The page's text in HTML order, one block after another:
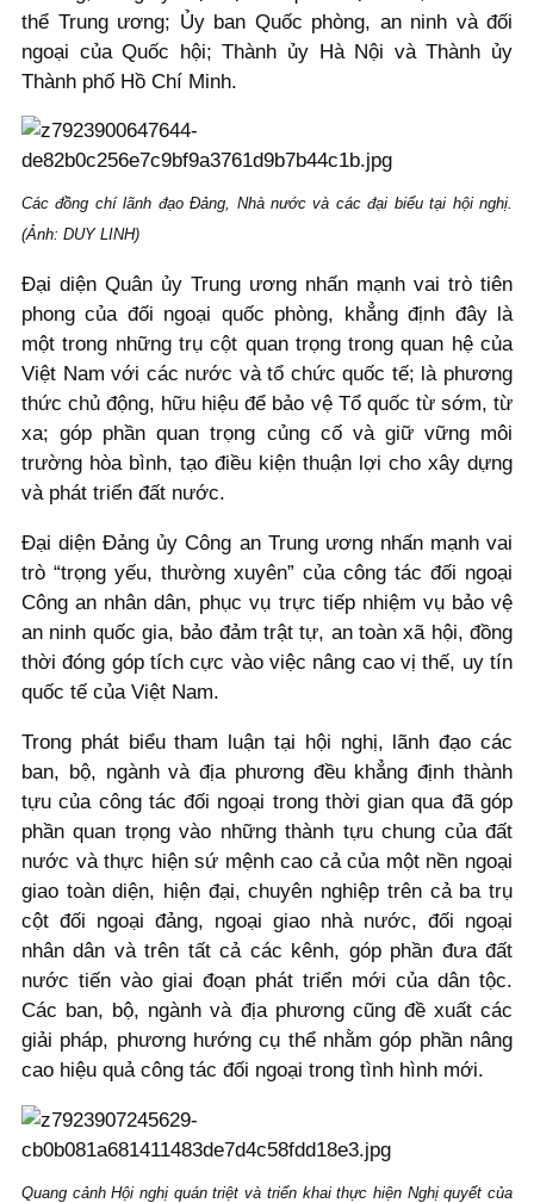
thể Trung ương; Ủy ban Quốc phòng, an ninh và đối
ngoại của Quốc hội; Thành ủy Hà Nội và Thành ủy
Thành phố Hồ Chí Minh.
Các đồng chí lãnh đạo Đảng, Nhà nước và các đại biểu tại hội nghị.
(Ảnh: DUY LINH)
Đại diện Quân ủy Trung ương nhấn mạnh vai trò tiên
phong của đối ngoại quốc phòng, khẳng định đây là
một trong những trụ cột quan trọng trong quan hệ của
Việt Nam với các nước và tổ chức quốc tế; là phương
thức chủ động, hữu hiệu để bảo vệ Tổ quốc từ sớm, từ
xa; góp phần quan trọng củng cố và giữ vững môi
trường hòa bình, tạo điều kiện thuận lợi cho xây dựng
và phát triển đất nước.
Đại diện Đảng ủy Công an Trung ương nhấn mạnh vai
trò “trọng yếu, thường xuyên” của công tác đối ngoại
Công an nhân dân, phục vụ trực tiếp nhiệm vụ bảo vệ
an ninh quốc gia, bảo đảm trật tự, an toàn xã hội, đồng
thời đóng góp tích cực vào việc nâng cao vị thế, uy tín
quốc tế của Việt Nam.
Trong phát biểu tham luận tại hội nghị, lãnh đạo các
ban, bộ, ngành và địa phương đều khẳng định thành
tựu của công tác đối ngoại trong thời gian qua đã góp
phần quan trọng vào những thành tựu chung của đất
nước và thực hiện sứ mệnh cao cả của một nền ngoại
giao toàn diện, hiện đại, chuyên nghiệp trên cả ba trụ
cột đối ngoại đảng, ngoại giao nhà nước, đối ngoại
nhân dân và trên tất cả các kênh, góp phần đưa đất
nước tiến vào giai đoạn phát triển mới của dân tộc.
Các ban, bộ, ngành và địa phương cũng đề xuất các
giải pháp, phương hướng cụ thể nhằm góp phần nâng
cao hiệu quả công tác đối ngoại trong tình hình mới.
Quang cảnh Hội nghị quán triệt và triển khai thực hiện Nghị quyết của